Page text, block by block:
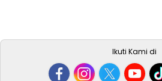
Ikuti Kami di